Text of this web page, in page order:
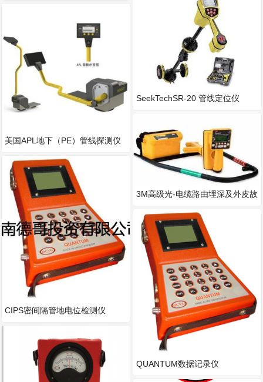
美国APL地下（PE）管线探测仪
CIPS密间隔管地电位检测仪
SeekTechSR-20 管线定位仪
3M高级光-电缆路由埋深及外皮故
QUANTUM数据记录仪